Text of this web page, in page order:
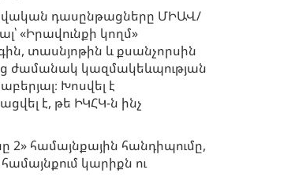
դասընթացները ՄԻԱՎ/
«Իրավունքի կողմ»
տասնյոթին և քսանչորսին
ժամանակ կազմակեևպության
Խոսվել է
է, թե ԻԿՀԿ-ն ինչ
համայնքային հանդիպումը,
կարիքն ու